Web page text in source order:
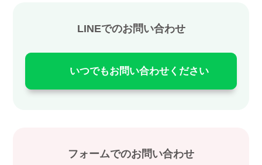
LINEでのお問い合わせ
いつでもお問い合わせください
フォームでのお問い合わせ